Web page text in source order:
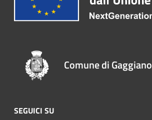
Comune di Gaggiano
SEGUICI SU